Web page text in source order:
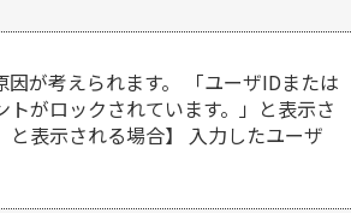
が考えられます。 「ユーザIDまたは
がロックされています。」と表示さ
表示される場合】 入力したユーザ